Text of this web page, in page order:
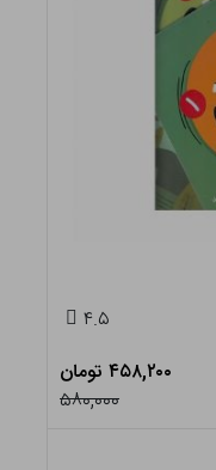
۴.۵
۴۵۸,۲۰۰ تومان
۵۸۰,۰۰۰